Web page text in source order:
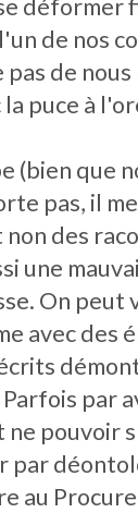
déformer
de nos
pas de
la puce à
(bien que
pas, il
des
une
On peut
avec des
par
pouvoir
par
au